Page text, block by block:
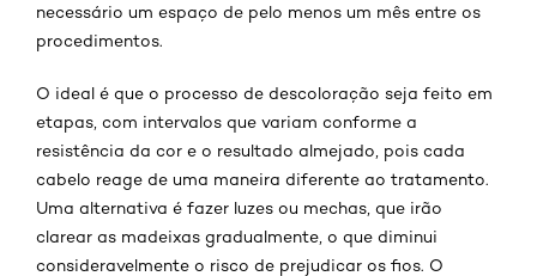
necessário um espaço de pelo menos um mês entre os
procedimentos.
O ideal é que o processo de descoloração seja feito em
etapas, com intervalos que variam conforme a
resistência da cor e o resultado almejado, pois cada
cabelo reage de uma maneira diferente ao tratamento.
Uma alternativa é fazer luzes ou mechas, que irão
clarear as madeixas gradualmente, o que diminui
consideravelmente o risco de prejudicar os fios. O